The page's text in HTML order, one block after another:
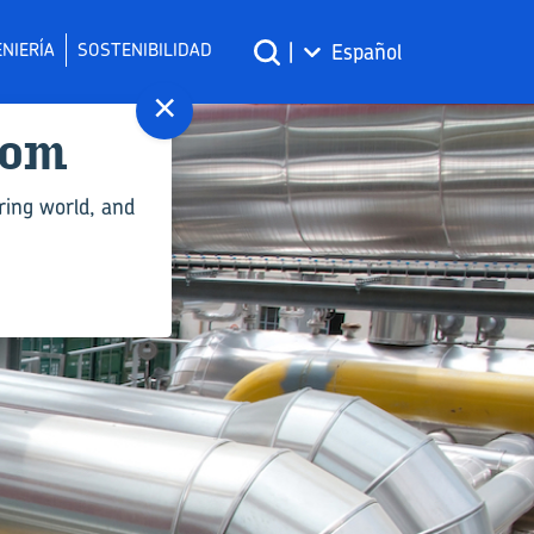
SOSTENIBILIDAD | Español
×
world, and